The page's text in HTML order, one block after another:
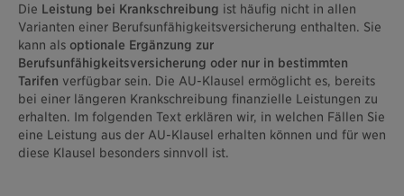
Die Leistung bei Krankschreibung ist häufig nicht in allen
Varianten einer Berufsunfähigkeitsversicherung enthalten. Sie
kann als optionale Ergänzung zur
Berufsunfähigkeitsversicherung oder nur in bestimmten
Tarifen verfügbar sein. Die AU-Klausel ermöglicht es, bereits
bei einer längeren Krankschreibung finanzielle Leistungen zu
erhalten. Im folgenden Text erklären wir, in welchen Fällen Sie
eine Leistung aus der AU-Klausel erhalten können und für wen
diese Klausel besonders sinnvoll ist.